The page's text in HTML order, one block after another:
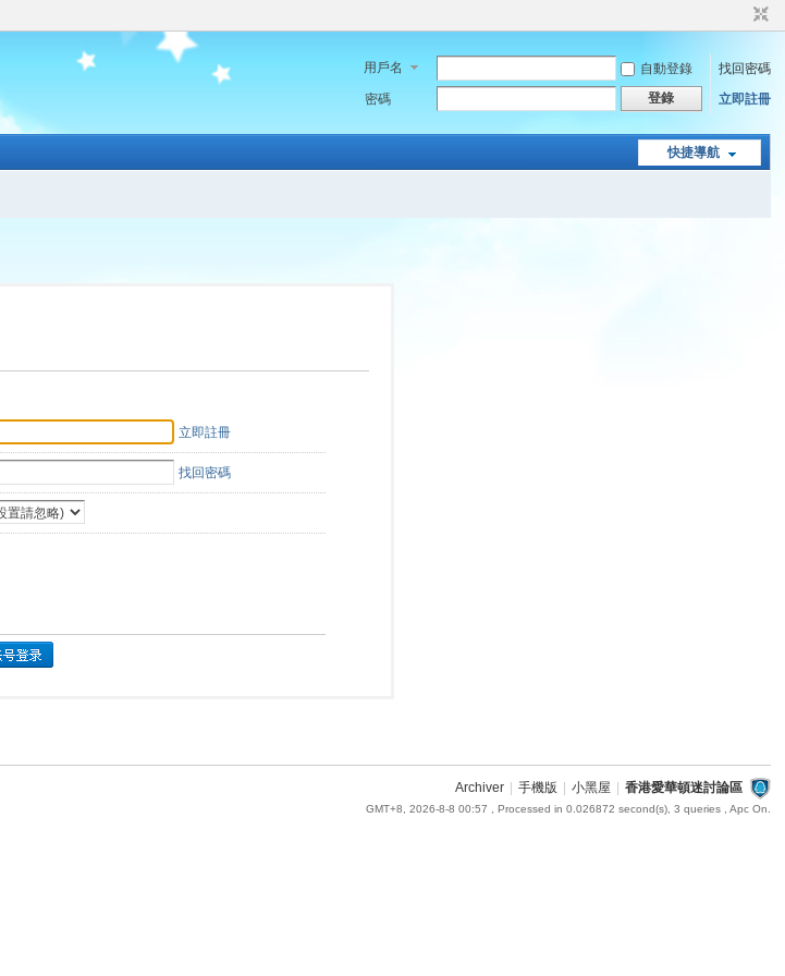
用戶名 自動登錄
找回密碼
密碼
登錄 立即註冊
快捷導航
立即註冊
找回密碼
Archiver 手機版 小黑屋 香港愛華頓迷討論區
GMT+8, 2026-8-8 00:57 , Processed in 0.026872 second(s), 3 queries , Apc On.